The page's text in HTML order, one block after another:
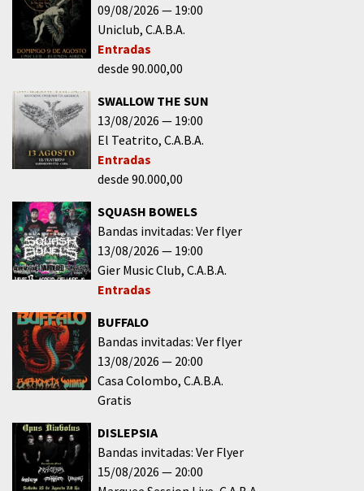
09/08/2026
19:00
Uniclub C.A.B.A.
Entradas
desde 90.000,00
SWALLOW THE SUN
13/08/2026
19:00
El Teatrito C.A.B.A.
Entradas
desde 90.000,00
SQUASH BOWELS
Bandas invitadas: Ver flyer
13/08/2026
19:00
Gier Music Club C.A.B.A.
Entradas
BUFFALO
Bandas invitadas: Ver flyer
13/08/2026
20:00
Casa Colombo C.A.B.A.
Gratis
DISLEPSIA
Bandas invitadas: Ver Flyer
15/08/2026
20:00